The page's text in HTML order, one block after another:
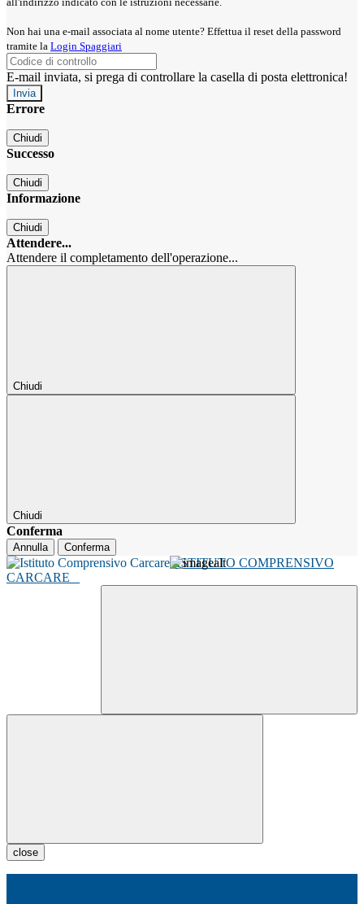
Non hai una e-mail associata al nome utente? Effettua il reset della password
tramite la Login Spaggiari
E-mail inviata, si prega di controllare la casella di posta elettronica!
Errore
Chiudi
Successo
Chiudi
Informazione
Chiudi
Attendere...
Attendere il completamento dell'operazione...
Chiudi
Chiudi
Conferma
Annulla Conferma
ISTITUTO COMPRENSIVO
CARCARE
close